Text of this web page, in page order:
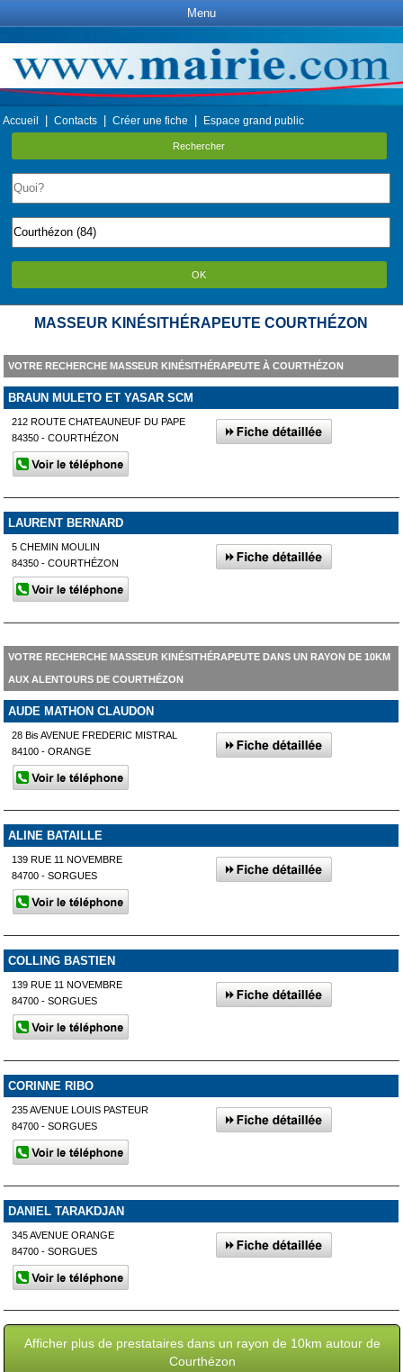
Menu
Accueil Contacts Créer une fiche Espace grand public
Rechercher
OK
MASSEUR KINÉSITHÉRAPEUTE COURTHÉZON
VOTRE RECHERCHE MASSEUR KINÉSITHÉRAPEUTE À COURTHÉZON
BRAUN MULETO ET YASAR SCM
212 ROUTE CHATEAUNEUF DU PAPE
84350 - COURTHÉZON
LAURENT BERNARD
5 CHEMIN MOULIN
84350 - COURTHÉZON
VOTRE RECHERCHE MASSEUR KINÉSITHÉRAPEUTE DANS UN RAYON DE 10KM
AUX ALENTOURS DE COURTHÉZON
AUDE MATHON CLAUDON
28 Bis AVENUE FREDERIC MISTRAL
84100 - ORANGE
ALINE BATAILLE
139 RUE 11 NOVEMBRE
84700 - SORGUES
COLLING BASTIEN
139 RUE 11 NOVEMBRE
84700 - SORGUES
CORINNE RIBO
235 AVENUE LOUIS PASTEUR
84700 - SORGUES
DANIEL TARAKDJAN
345 AVENUE ORANGE
84700 - SORGUES
Afficher plus de prestataires dans un rayon de 10km autour de
Courthézon